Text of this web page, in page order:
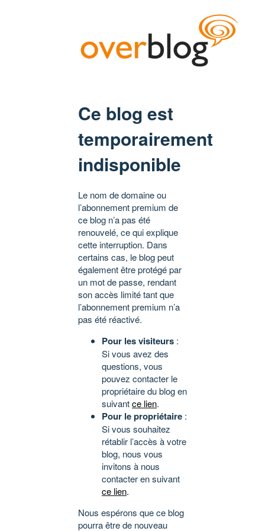
Ce blog est
temporairement
indisponible
Le nom de domaine ou
l’abonnement premium de
ce blog n’a pas été
renouvelé, ce qui explique
cette interruption. Dans
certains cas, le blog peut
également être protégé par
un mot de passe, rendant
son accès limité tant que
l’abonnement premium n’a
pas été réactivé.
Pour les visiteurs :
Si vous avez des
questions, vous
pouvez contacter le
propriétaire du blog en
suivantce lien.
Pour le propriétaire :
Si vous souhaitez
rétablir l’accès à votre
blog, nous vous
invitons à nous
contacter en suivant
ce lien.
Nous espérons que ce blog
pourra être de nouveau